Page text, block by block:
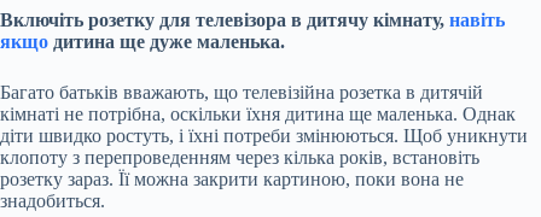
Включіть розетку для телевізора в дитячу кімнату, навіть
якщо дитина ще дуже маленька.
Багато батьків вважають, що телевізійна розетка в дитячій
кімнаті не потрібна, оскільки їхня дитина ще маленька. Однак
діти швидко ростуть, і їхні потреби змінюються. Щоб уникнути
клопоту з перепроведенням через кілька років, встановіть
розетку зараз. Її можна закрити картиною, поки вона не
знадобиться.